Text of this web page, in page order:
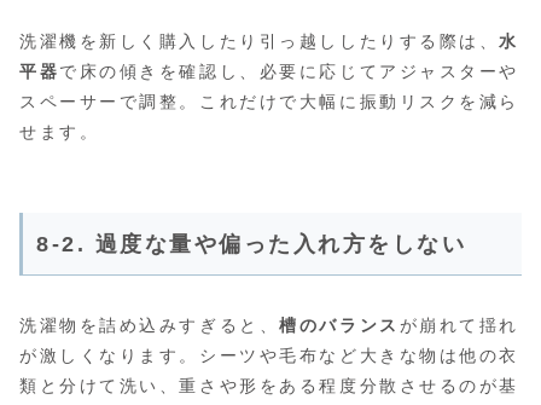
洗濯機を新しく購入したり引っ越ししたりする際は、水
平器で床の傾きを確認し、必要に応じてアジャスターや
スペーサーで調整。これだけで大幅に振動リスクを減ら
せます。
8-2. 過度な量や偏った入れ方をしない
洗濯物を詰め込みすぎると、槽のバランス が崩れて揺れ
が激しくなります。シーツや毛布など大きな物は他の衣
類と分けて洗い、重さや形をある程度分散させるのが基